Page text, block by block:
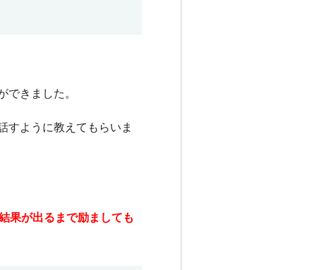
できました。
すように教えてもらいま
果が出るまで励ましても